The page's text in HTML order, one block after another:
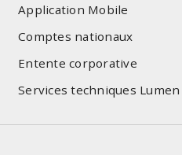
Application Mobile
Comptes nationaux
Entente corporative
Services techniques Lumen